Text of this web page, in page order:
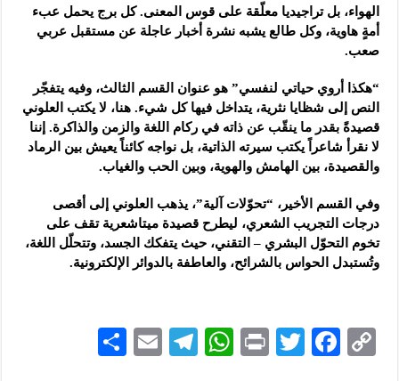
الهواء، بل تراجيديا معلّقة على قوس المعنى. كل برج يحمل عبء
أمةٍ هاوية، وكل طالع يشبه نشرة أخبار عاجلة عن مستقبل عربي
صعب.
“هكذا أروي حياتي لنفسي” هو عنوان القسم الثالث، وفيه يتفجّر
النص إلى شظايا نثرية، يتداخل فيها كل شيء. هنا، لا يكتب العلوني
قصيدةً بقدر ما ينقّب عن ذاته في ركام اللغة والزمن والذاكرة. إننا
لا نقرأ شاعراً يكتب سيرته الذاتية، بل نواجه كائناً يعيش بين الرماد
والقصيدة، بين الهامش والهوية، وبين الحب والغياب.
وفي القسم الأخير، “تحوّلات آلية”، يذهب العلوني إلى أقصى
درجات التجريب الشعري، ليطرح قصيدة ميتاشعرية تقف على
تخوم التحوّل البشري – التقني، حيث يتفكك الجسد، وتتحلّل اللغة،
وتُستبدل الحواس بالشرائح، والعاطفة بالدوائر الإلكترونية.
C
F
T
P
W
Te
E